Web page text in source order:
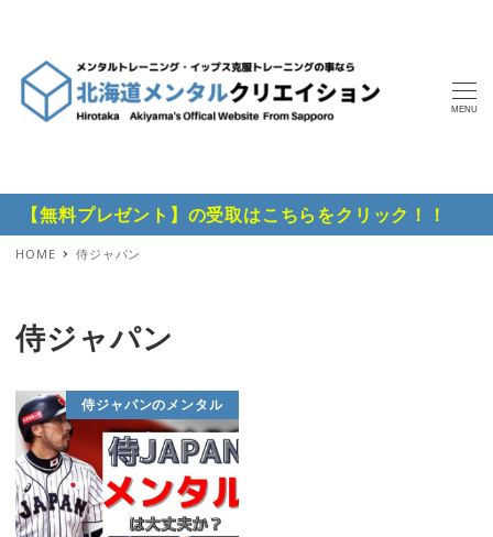
MENU
【無料プレゼント】の受取はこちらをクリック！！
HOME 侍ジャパン
侍ジャパン
侍ジャパンのメンタル